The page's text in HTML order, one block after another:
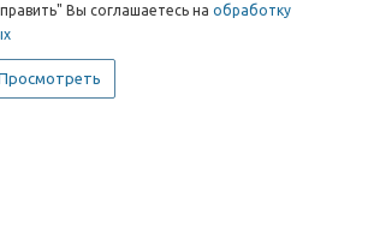
Вы соглашаетесь на обработку